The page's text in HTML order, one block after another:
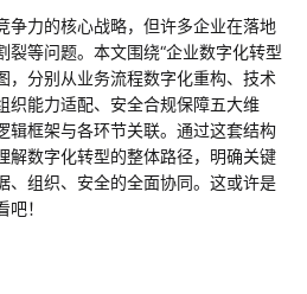
争力的核心战略，但许多企业在落地
裂等问题。本文围绕“企业数字化转型
，分别从业务流程数字化重构、技术
织能力适配、安全合规保障五大维
辑框架与各环节关联。通过这套结构
解数字化转型的整体路径，明确关键
、组织、安全的全面协同。这或许是
！